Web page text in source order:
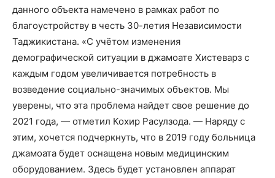
данного объекта намечено в рамках работ по
благоустройству в честь 30-летия Независимости
Таджикистана. «С учётом изменения
демографической ситуации в джамоате Хистеварз с
каждым годом увеличивается потребность в
возведение социально-значимых объектов. Мы
уверены, что эта проблема найдет свое решение до
2021 года, — отметил Кохир Расулзода. — Наряду с
этим, хочется подчеркнуть, что в 2019 году больница
джамоата будет оснащена новым медицинским
оборудованием. Здесь будет установлен аппарат